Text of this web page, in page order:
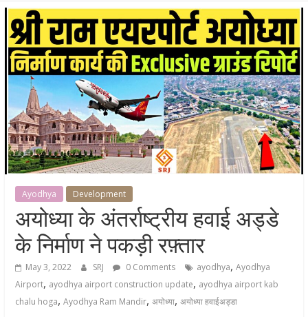
Ayodhya Development
अयोध्या के अंतर्राष्ट्रीय हवाई अड्डे
के निर्माण ने पकड़ी रफ़्तार
May 3, 2022 SRJ 0 Comments ayodhya, Ayodhya
Airport, ayodhya airport construction update, ayodhya airport kab
chalu hoga, Ayodhya Ram Mandir, अयोध्या, अयोध्या हवाईअड्डा